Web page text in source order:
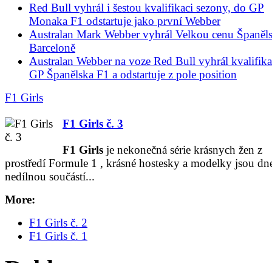
Red Bull vyhrál i šestou kvalifikaci sezony, do GP
Monaka F1 odstartuje jako první Webber
Australan Mark Webber vyhrál Velkou cenu
Barceloně
Australan Webber na voze Red Bull vyhrál
GP Španělska F1 a odstartuje z pole position
F1 Girls
F1 Girls č. 3
F1 Girls je nekonečná série krásnych žen z
prostředí Formule 1 , krásné hostesky a modelky jsou
nedílnou součástí...
More:
F1 Girls č. 2
F1 Girls č. 1